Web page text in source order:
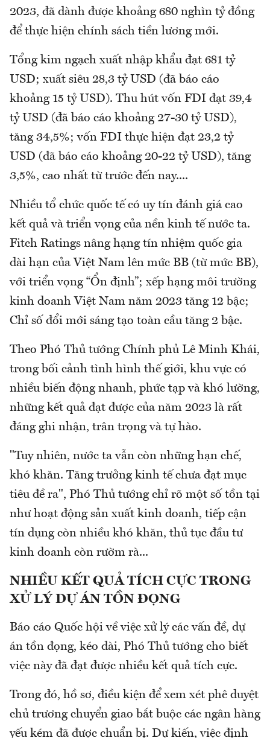
2023, đã dành được khoảng 680 nghìn tỷ đồng
để thực hiện chính sách tiền lương mới.
Tổng kim ngạch xuất nhập khẩu đạt 681 tỷ
USD; xuất siêu 28,3 tỷ USD (đã báo cáo
khoảng 15 tỷ USD). Thu hút vốn FDI đạt 39,4
tỷ USD (đã báo cáo khoảng 27-30 tỷ USD),
tăng 34,5%; vốn FDI thực hiện đạt 23,2 tỷ
USD (đã báo cáo khoảng 20-22 tỷ USD), tăng
3,5%, cao nhất từ trước đến nay....
Nhiều tổ chức quốc tế có uy tín đánh giá cao
kết quả và triển vọng của nền kinh tế nước ta.
Fitch Ratings nâng hạng tín nhiệm quốc gia
dài hạn của Việt Nam lên mức BB (từ mức BB),
với triển vọng “Ổn định”; xếp hạng môi trường
kinh doanh Việt Nam năm 2023 tăng 12 bậc;
Chỉ số đổi mới sáng tạo toàn cầu tăng 2 bậc.
Theo Phó Thủ tướng Chính phủ Lê Minh Khái,
trong bối cảnh tình hình thế giới, khu vực có
nhiều biến động nhanh, phức tạp và khó lường,
những kết quả đạt được của năm 2023 là rất
đáng ghi nhận, trân trọng và tự hào.
"Tuy nhiên, nước ta vẫn còn những hạn chế,
khó khăn. Tăng trưởng kinh tế chưa đạt mục
tiêu đề ra", Phó Thủ tướng chỉ rõ một số tồn tại
như hoạt động sản xuất kinh doanh, tiếp cận
tín dụng còn nhiều khó khăn, thủ tục đầu tư
kinh doanh còn rườm rà...
NHIỀU KẾT QUẢ TÍCH CỰC TRONG
XỬ LÝ DỰ ÁN TỒN ĐỌNG
Báo cáo Quốc hội về việc xử lý các vấn đề, dự
án tồn đọng, kéo dài, Phó Thủ tướng cho biết
việc này đã đạt được nhiều kết quả tích cực.
Trong đó, hồ sơ, điều kiện để xem xét phê duyệt
chủ trương chuyển giao bắt buộc các ngân hàng
yếu kém đã được chuẩn bị. Dự kiến, việc định